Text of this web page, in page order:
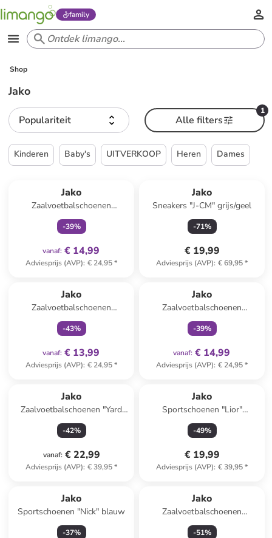
family
Shop
Jako
Populariteit
1
Alle filters
Kinderen Baby's UITVERKOOP Heren Dames
Jako
Zaalvoetbalschoenen
"Winger" rood
-39%
vanaf: € 14,99
Adviesprijs (AVP): € 24,95*
Jako
Sneakers "J-CM" grijs/geel
-71%
€ 19,99
Adviesprijs (AVP): € 69,95*
Jako
Zaalvoetbalschoenen
"Winger" geel
-43%
vanaf: € 13,99
Adviesprijs (AVP): € 24,95*
Jako
Zaalvoetbalschoenen
"Winger" oranje
-39%
vanaf: € 14,99
Adviesprijs (AVP): € 24,95*
Jako
Zaalvoetbalschoenen "Yard
Pro" zwart
-42%
vanaf: € 22,99
Adviesprijs (AVP): € 39,95*
Jako
Sportschoenen "Lior"
donkerblauw
-49%
€ 19,99
Adviesprijs (AVP): € 39,95*
Jako
Sportschoenen "Nick" blauw
-37%
Jako
Zaalvoetbalschoenen
"Winger" donkerblauw
-51%